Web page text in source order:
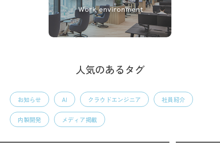
人気のあるタグ
お知らせ AI クラウドエンジニア 社員紹介
内製開発 メディア掲載